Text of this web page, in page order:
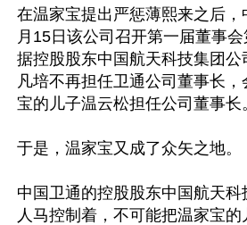
在温家宝提出严惩薄熙来之后
月15日该公司召开第一届董事
据控股股东中国航天科技集团公
凡培不再担任卫通公司董事长
宝的儿子温云松担任公司董事长
于是，温家宝又成了众矢之地。
中国卫通的控股股东中国航天
人马控制着，不可能把温家宝